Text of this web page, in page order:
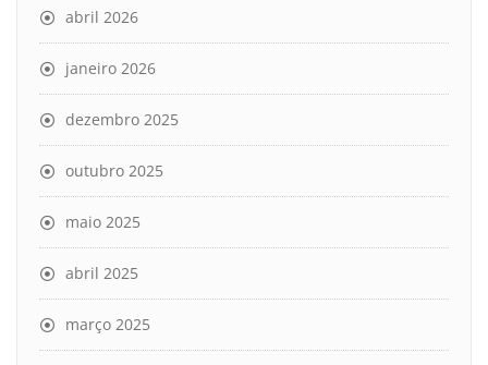
abril 2026
janeiro 2026
dezembro 2025
outubro 2025
maio 2025
abril 2025
março 2025